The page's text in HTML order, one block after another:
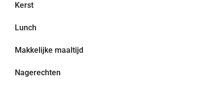
Kerst
Lunch
Makkelijke maaltijd
Nagerechten